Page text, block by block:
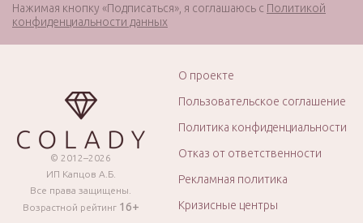
Нажимая кнопку «Подписаться», я соглашаюсь с Политикой
конфиденциальности данных
© 2012–2026
ИП Капцов А.Б.
Все права защищены.
Возрастной рейтинг 16+
О проекте
Пользовательское соглашение
Политика конфиденциальности
Отказ от ответственности
Рекламная политика
Кризисные центры